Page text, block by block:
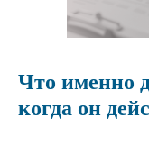
Что именно
когда он